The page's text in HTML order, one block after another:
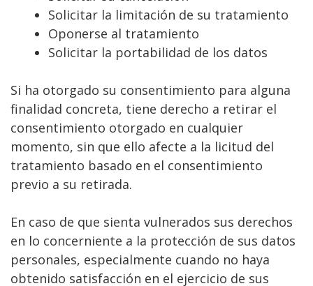
Solicitar la limitación de su tratamiento
Oponerse al tratamiento
Solicitar la portabilidad de los datos
Si ha otorgado su consentimiento para alguna
finalidad concreta, tiene derecho a retirar el
consentimiento otorgado en cualquier
momento, sin que ello afecte a la licitud del
tratamiento basado en el consentimiento
previo a su retirada.
En caso de que sienta vulnerados sus derechos
en lo concerniente a la protección de sus datos
personales, especialmente cuando no haya
obtenido satisfacción en el ejercicio de sus